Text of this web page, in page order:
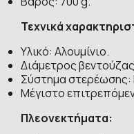
Τεχνικά
Υλικό: Αλουμίνιο.
Διάμετρος
Σύστημα στερέωσης:
Μέγιστο
Πλεονεκτήματα: